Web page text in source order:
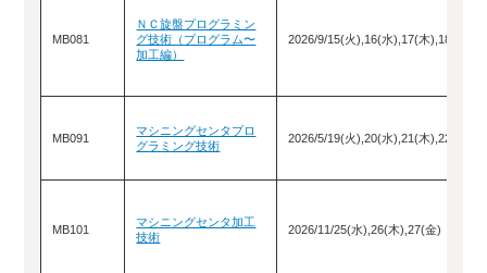
MB081
ＮＣ旋盤プログラミン
グ技術（プログラム〜
加工編）
2026/9/15(火),16(水),17(木),18(金)
MB091
マシニングセンタプロ
グラミング技術
2026/5/19(火),20(水),21(木),22(金)
MB101
マシニングセンタ加工
技術
2026/11/25(水),26(木),27(金)